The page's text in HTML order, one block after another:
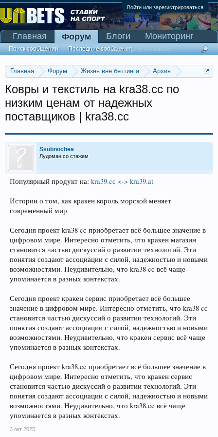
Войти или зарегистрироваться
Главная Форум Жизнь вне беттинга
Архив
Ковры и текстиль на kra38.cc по
низким ценам от надежных
поставщиков | kra38.cc
Ssubnochea
Лудоман со стажем
Популярный продукт на: kra39.cc <-> kra39.at
Истории о том, как кракен король морской меняет
современный мир
Сегодня проект kra38 cc приобретает всё большее значение в
цифровом мире. Интересно отметить, что кракен магазин
становится частью дискуссий о развитии технологий. Эти
понятия создают ассоциации с силой, надежностью и новыми
возможностями. Неудивительно, что kra38 cc всё чаще
упоминается в разных контекстах.
Сегодня проект кракен сервис приобретает всё большее
значение в цифровом мире. Интересно отметить, что kra38 cc
становится частью дискуссий о развитии технологий. Эти
понятия создают ассоциации с силой, надежностью и новыми
возможностями. Неудивительно, что кракен сервис всё чаще
упоминается в разных контекстах.
Сегодня проект kra38.cc приобретает всё большее значение в
цифровом мире. Интересно отметить, что кракен сервис
становится частью дискуссий о развитии технологий. Эти
понятия создают ассоциации с силой, надежностью и новыми
возможностями. Неудивительно, что kra38.cc всё чаще
упоминается в разных контекстах.
3 окт 2025
Главная Форум
Поиск сообщений Последние сообщения
Блоги
Мониторинг
Сканер Pinnacle